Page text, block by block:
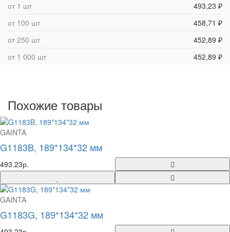
от 1 шт
493,23 ₽
от 100 шт
458,71 ₽
от 250 шт
452,89 ₽
от 1 000 шт
452,89 ₽
Похожие товары
GAINTA
G1183B, 189*134*32 мм
493.23р.
GAINTA
G1183G, 189*134*32 мм